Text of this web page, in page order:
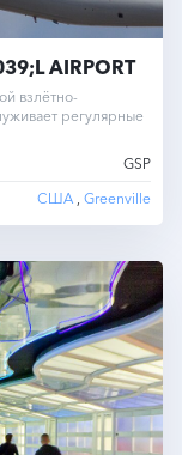
AIRPORT
взлётно-
регулярные
GSP
США Greenville